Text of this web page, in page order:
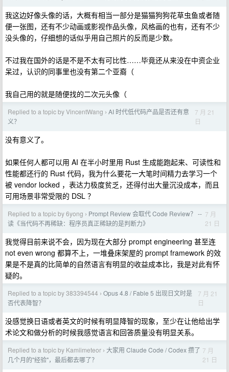
我这边好像头像的话，大概有相当一部分是猫猫狗狗花草虫鱼或者随
便一张图，还有不少动画或影视作品头像，风格画的也有，还有不少
没头像的，仔细想的话似乎用自己照片的反而是少数。
不过我在国外的话是不是不太有可比性……毕竟还从来没在中资企业
呆过，认识的同事里也没有第二个亚裔（
我自己用的就是随便找的二次元头像（
Replied to a topic by VincentWang › AI 时代低代码产品是否还有意
义？
7 月 21
日
没有意义了。
如果任何人都可以用 AI 在半小时里用 Rust 生成能跑起来、可读性和
性能都还行的 Rust 代码，我为什么要花一大笔时间精力去学习一个
被 vendor locked ，表达力极度贫乏，还得付出大量沉没成本，而且
可用场景非常受限的 DSL ？
Replied to a topic by 6yong › Prompt Review 会取代 Code Review？ --
读《当代码不再稀缺：程序员真正稀缺的是判断力》
7 月
21 日
我觉得目前来说不会，因为现在大部分 prompt engineering 甚至连
not even wrong 都算不上，一堆叠床架屋的 prompt framework 的效
果是不是真的比简单的自然语言有明显的收益成本比，我是对此有怀
疑的。
Replied to a topic by 383394544 › Opus 4.8 / Fable 5 出现日文时是
否代表降智？
7 月 21
日
没感觉换日语或者英文的时候有明显降智的现象，至少在让他给出学
术论文和做分析的时候我感觉语言和回答质量没有明显关系。
Replied to a topic by Kamiimeteor › 大家用 Claude Code / Codex 攒了
几个月的"经验"，最后都去哪了？
7 月
21 日